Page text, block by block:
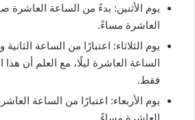
يوم الأثنين: بدءً من الساعة العاشرة
العاشرة مساءً.
يوم الثلاثاء: اعتبارًا من الساعة
الساعة العاشرة ليلًا، مع العلم أن
فقط.
يوم الأربعاء: اعتبارًا من الساعة
العاشرة مساءً.